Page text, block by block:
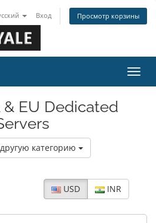
Вход Просмотр корзины
& EU Dedicated
категорию
USD INR